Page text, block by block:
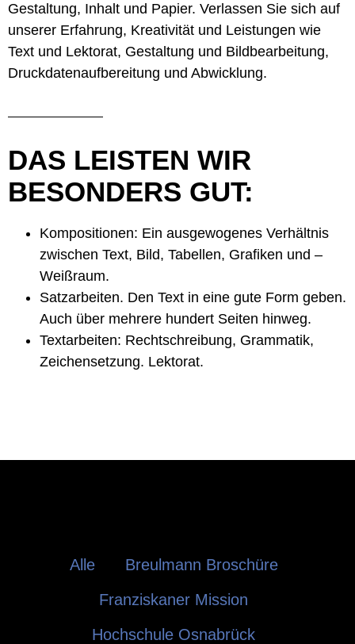
Gestaltung, Inhalt und Papier. Verlassen Sie sich auf
unserer Erfahrung, Kreativität und Leistungen wie
Text und Lektorat, Gestaltung und Bildbearbeitung,
Druckdatenaufbereitung und Abwicklung.
DAS LEISTEN WIR
BESONDERS GUT:
Kompositionen: Ein ausgewogenes Verhältnis
zwischen Text, Bild, Tabellen, Grafiken und –
Weißraum.
Satzarbeiten. Den Text in eine gute Form geben.
Auch über mehrere hundert Seiten hinweg.
Textarbeiten: Rechtschreibung, Grammatik,
Zeichensetzung. Lektorat.
Alle
Breulmann Broschüre
Franziskaner Mission
Hochschule Osnabrück